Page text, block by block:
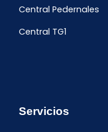
Central Pedernales
Central TG1
Servicios